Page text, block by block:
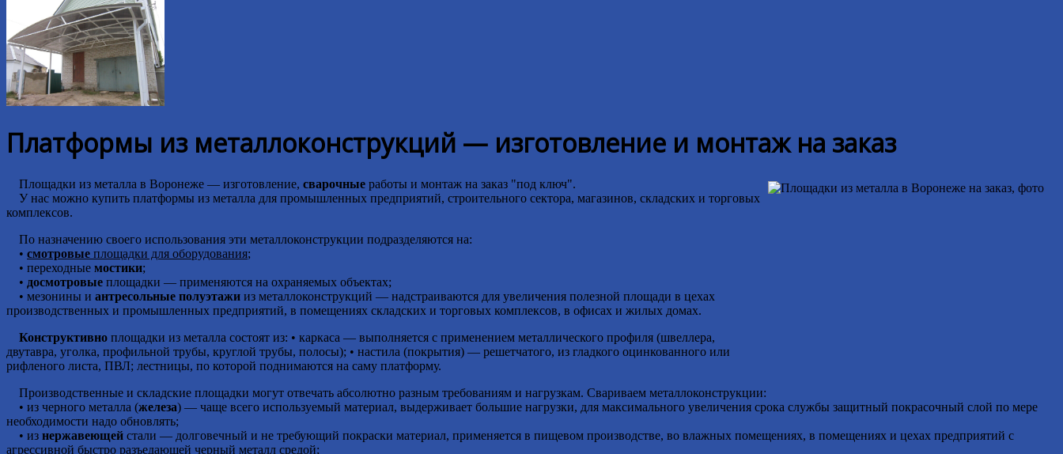
Платформы из металлоконструкций — изготовление и монтаж на заказ
Площадки из металла в Воронеже — изготовление, сварочные работы и монтаж на заказ "под ключ".
У нас можно купить платформы из металла для промышленных предприятий, строительного сектора, магазинов, складских и торговых
комплексов.
По назначению своего использования эти металлоконструкции подразделяются на:
• смотровые площадки для оборудования;
• переходные мостики;
• досмотровые площадки — применяются на охраняемых объектах;
• мезонины и антресольные полуэтажи из металлоконструкций — надстраиваются для увеличения полезной площади в цехах
производственных и промышленных предприятий, в помещениях складских и торговых комплексов, в офисах и жилых домах.
Конструктивно площадки из металла состоят из: • каркаса — выполняется с применением металлического профиля (швеллера,
двутавра, уголка, профильной трубы, круглой трубы, полосы); • настила (покрытия) — решетчатого, из гладкого оцинкованного или
рифленого листа, ПВЛ; лестницы, по которой поднимаются на саму платформу.
Производственные и складские площадки могут отвечать абсолютно разным требованиям и нагрузкам. Свариваем металлоконструкции:
• из черного металла (железа) — чаще всего используемый материал, выдерживает большие нагрузки, для максимального увеличения срока службы защитный покрасочный слой по мере
необходимости надо обновлять;
• из нержавеющей стали — долговечный и не требующий покраски материал, применяется в пищевом производстве, во влажных помещениях, в помещениях и цехах предприятий с
агрессивной быстро разъедающей черный металл средой;